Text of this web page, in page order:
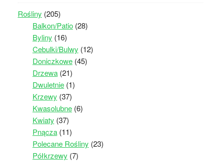
Rośliny (205)
Balkon/Patio(28)
Byliny (16)
Cebulki/Bulwy (12)
Doniczkowe(45)
Drzewa(21)
Dwuletnie(1)
Krzewy (37)
Kwasolubne(6)
Kwiaty (37)
Pnącza(11)
Polecane Rośliny (23)
Półkrzewy (7)